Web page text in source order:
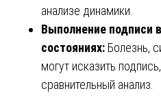
анализе динамики.
Выполнение подписи
состояниях: Болезнь,
могут исказить
сравнительный анализ.